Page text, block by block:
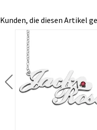
Kunden, die diesen Artikel